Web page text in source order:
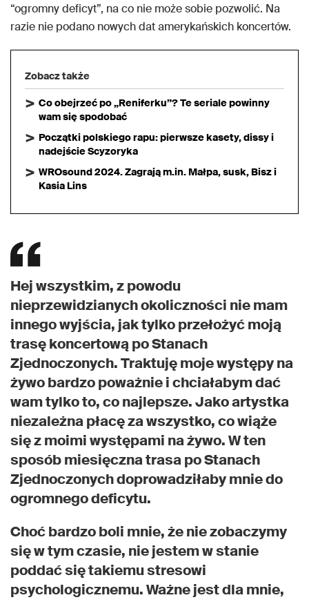
“ogromny deficyt”, na co nie może sobie pozwolić. Na
razie nie podano nowych dat amerykańskich koncertów.
Zobacz także
Co obejrzeć po „Reniferku”? Te seriale powinny
wam się spodobać
Początki polskiego rapu: pierwsze kasety, dissy i
nadejście Scyzoryka
WROsound 2024. Zagrają m.in. Małpa, susk, Bisz i
Kasia Lins
Hej wszystkim, z powodu
nieprzewidzianych okoliczności nie mam
innego wyjścia, jak tylko przełożyć moją
trasę koncertową po Stanach
Zjednoczonych. Traktuję moje występy na
żywo bardzo poważnie i chciałabym dać
wam tylko to, co najlepsze. Jako artystka
niezależna płacę za wszystko, co wiąże
się z moimi występami na żywo. W ten
sposób miesięczna trasa po Stanach
Zjednoczonych doprowadziłaby mnie do
ogromnego deficytu.
Choć bardzo boli mnie, że nie zobaczymy
się w tym czasie, nie jestem w stanie
poddać się takiemu stresowi
psychologicznemu. Ważne jest dla mnie,